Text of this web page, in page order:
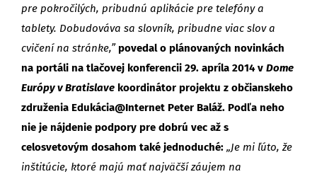
pre pokročilých, pribudnú aplikácie pre telefóny a
tablety. Dobudováva sa slovník, pribudne viac slov a
cvičení na stránke,” povedal o plánovaných novinkách
na portáli na tlačovej konferencii 29. apríla 2014 v Dome
Európy v Bratislave koordinátor projektu z občianskeho
združenia Edukácia@Internet Peter Baláž. Podľa neho
nie je nájdenie podpory pre dobrú vec až s
celosvetovým dosahom také jednoduché: „Je mi ľúto, že
inštitúcie, ktoré majú mať najväčší záujem na